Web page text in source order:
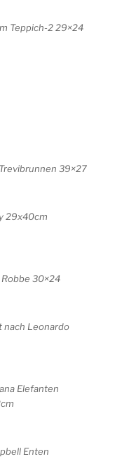
Teppich-2 29×24
39×27
29x40cm
30×24
nach Leonardo
Elefanten
Enten